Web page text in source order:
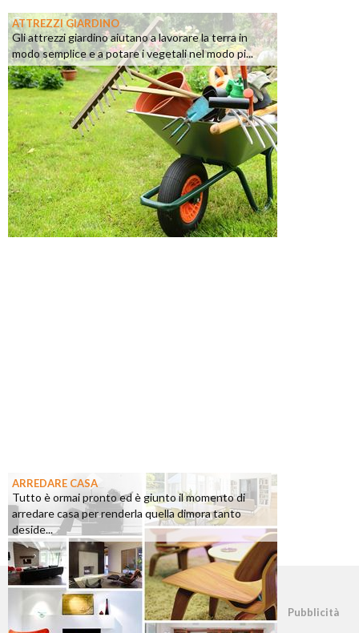
ATTREZZI GIARDINO
Gli attrezzi giardino aiutano a lavorare la terra in
modo semplice e a potare i vegetali nel modo pi...
ARREDARE CASA
Tutto è ormai pronto ed è giunto il momento di
arredare casa per renderla quella dimora tanto
deside...
©2026 - casapratica.org - p.iva 03338800984 Pubblicità